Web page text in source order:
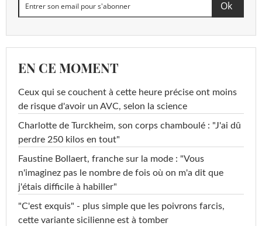
EN CE MOMENT
Ceux qui se couchent à cette heure précise ont moins
de risque d'avoir un AVC, selon la science
Charlotte de Turckheim, son corps chamboulé : "J'ai dû
perdre 250 kilos en tout"
Faustine Bollaert, franche sur la mode : "Vous
n'imaginez pas le nombre de fois où on m'a dit que
j'étais difficile à habiller"
"C'est exquis" - plus simple que les poivrons farcis,
cette variante sicilienne est à tomber